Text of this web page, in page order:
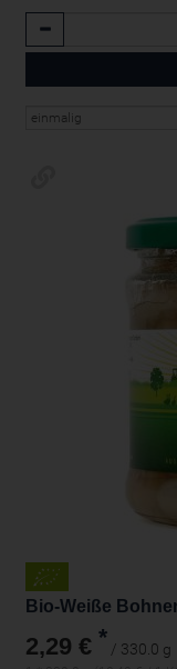
Bio-Weiße
2,29 € * / 330.0 g